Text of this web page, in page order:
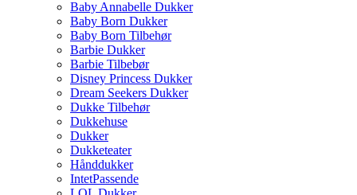
Baby Annabelle Dukker
Baby Born Dukker
Baby Born Tilbehør
Barbie Dukker
Barbie Tilbebør
Disney Princess Dukker
Dream Seekers Dukker
Dukke Tilbehør
Dukkehuse
Dukker
Dukketeater
Hånddukker
IntetPassende